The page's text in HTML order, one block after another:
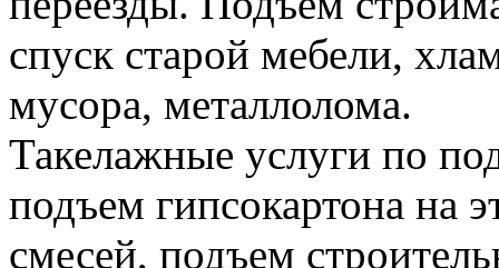
спуск старой мебели,
мусора, металлолома.
Такелажные услуги по
подъем гипсокартона на
смесей, подъем